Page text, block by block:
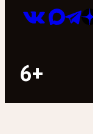
6+